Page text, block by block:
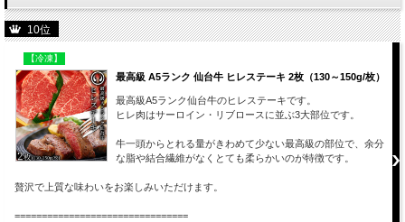
10位
【冷凍】
最高級 A5ランク 仙台牛 ヒレステーキ 2枚（130～150g/枚）
最高級A5ランク仙台牛のヒレステーキです。
ヒレ肉はサーロイン・リブロースに並ぶ3大部位です。
牛一頭からとれる量がきわめて少ない最高級の部位で、余分
な脂や結合繊維がなくとても柔らかいのが特徴です。
贅沢で上質な味わいをお楽しみいただけます。
================================